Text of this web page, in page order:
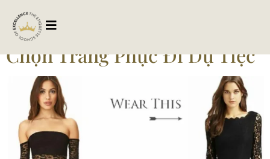
Tag:
Chọn Trang Phục Đi Dự Tiệc